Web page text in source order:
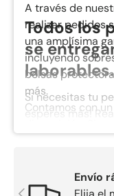
A través de
realizar pedidos
una amplísima
incluyendo
bolsas
más.
Contamos con
disposición. Si
Todos los
se
laborables.
Si necesitas tu
esperes más!
cómodamente
tu envío en
Anterior
Envío